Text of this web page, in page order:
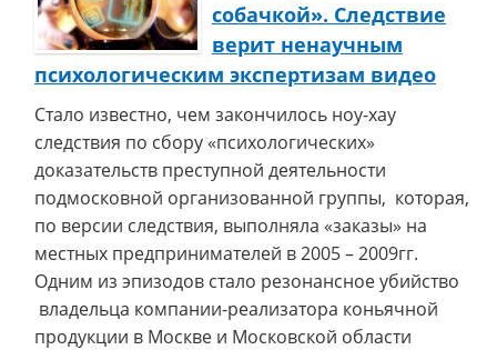
собачкой». Следствие
верит ненаучным
психологическим экспертизам видео
Стало известно, чем закончилось ноу-хау
следствия по сбору «психологических»
доказательств преступной деятельности
подмосковной организованной группы, которая,
по версии следствия, выполняла «заказы» на
местных предпринимателей в 2005 – 2009гг.
Одним из эпизодов стало резонансное убийство
владельца компании-реализатора коньячной
продукции в Москве и Московской области